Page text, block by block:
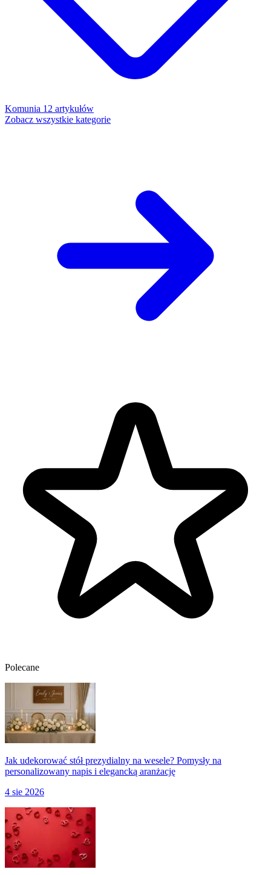
Komunia 12 artykułów
Zobacz wszystkie kategorie
Polecane
Jak udekorować stół prezydialny na wesele? Pomysły na
personalizowany napis i elegancką aranżację
4 sie 2026